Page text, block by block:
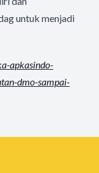
untuk menjadi
apkasindo-
dmo-sampai-